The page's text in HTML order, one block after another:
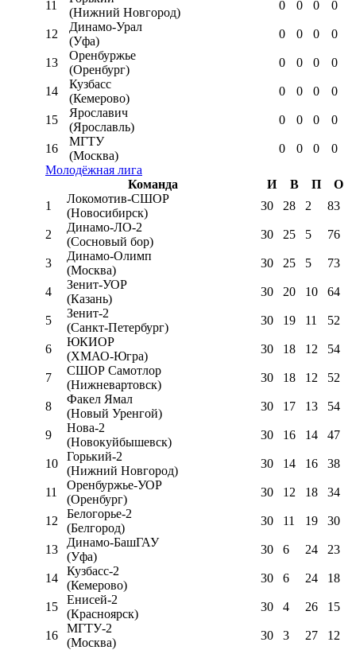
11
(Нижний Новгород)
0 0 0 0
12
Динамо-Урал
(Уфа)
0 0 0 0
13
Оренбуржье
(Оренбург)
0 0 0 0
14
Кузбасс
(Кемерово)
0 0 0 0
15
Ярославич
(Ярославль)
0 0 0 0
16
МГТУ
(Москва)
0 0 0
0
Молодёжная лига
Команда
И В П
О
1
Локомотив-CШОР
(Новосибирск)
30 28 2 83
2
Динамо-ЛО-2
(Сосновый бор)
30 25 5 76
3
Динамо-Олимп
(Москва)
30 25 5 73
4
Зенит-УОР
(Казань)
30 20 10 64
5
Зенит-2
(Санкт-Петербург)
30 19 11 52
6
ЮКИОР
(ХМАО-Югра)
30 18 12 54
7
СШОР Самотлор
(Нижневартовск)
30 18 12 52
8
Факел Ямал
(Новый Уренгой)
30 17 13 54
9
Нова-2
(Новокуйбышевск)
30 16 14 47
10
Горький-2
(Нижний Новгород)
30 14 16 38
11
Оренбуржье-УОР
(Оренбург)
30 12 18 34
12
Белогорье-2
(Белгород)
30 11 19 30
13
Динамо-БашГАУ
(Уфа)
30 6 24 23
14
Кузбасс-2
(Кемерово)
30 6 24 18
15
Енисей-2
(Красноярск)
30 4 26 15
16
МГТУ-2
(Москва)
30 3 27 12